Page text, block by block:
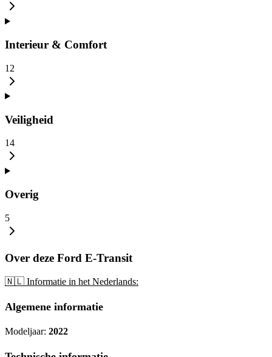
Interieur & Comfort
12
Veiligheid
14
Overig
5
Over deze Ford E-Transit
🇳🇱 Informatie in het Nederlands:
Algemene informatie
Modeljaar: 2022